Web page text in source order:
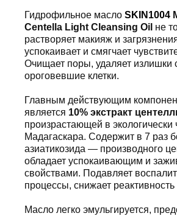
Гидрофильное масло SKIN1004
Centella Light Cleansing Oil не
растворяет макияж и
успокаивает и смягчает
Очищает поры, удаляет излишки
ороговевшие клетки.
Главным действующим
является 10% экстракт
произрастающей в экологически
Мадагаскара. Содержит в 7 раз
азиатикозида — производного
обладает успокаивающим и
свойствами. Подавляет
процессы, снижает реактивность
Масло легко эмульгируется,